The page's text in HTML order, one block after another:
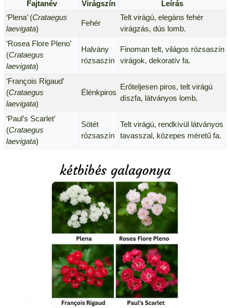
Fajtanév Virágszín
Leírás
‘Plena’ (Crataegus
laevigata)
Fehér
Telt virágú, elegáns fehér
virágzás, dús lomb.
‘Rosea Flore Pleno’
(Crataegus
laevigata)
Halvány
rózsaszín
Finoman telt, világos rózsaszín
virágok, dekoratív fa.
‘François Rigaud’
(Crataegus
laevigata)
Élénkpiros
Erőteljesen piros, telt virágú
díszfa, látványos lomb.
‘Paul’s Scarlet’
(Crataegus
laevigata)
Sötét
rózsaszín
Telt virágú, rendkívül látványos
tavasszal, közepes méretű fa.